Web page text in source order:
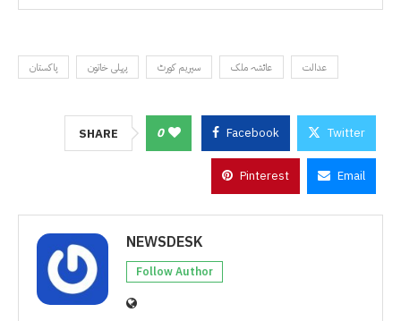
پاکستان پہلی خاتون سپریم کورٹ عائشہ ملک عدالت
SHARE 0 Facebook Twitter
Pinterest Email
NEWSDESK
Follow Author